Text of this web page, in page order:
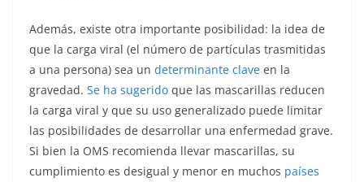
Además, existe otra importante posibilidad: la idea de
que la carga viral (el número de partículas trasmitidas
a una persona) sea un determinante clave en la
gravedad. Se ha sugerido que las mascarillas reducen
la carga viral y que su uso generalizado puede limitar
las posibilidades de desarrollar una enfermedad grave.
Si bien la OMS recomienda llevar mascarillas, su
cumplimiento es desigual y menor en muchos países